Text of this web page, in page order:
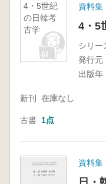
4・5世紀
の日韓考
古学
資料集
4・5
シリー
発行元
出版年
新刊 在庫なし
古書 1点
資料集